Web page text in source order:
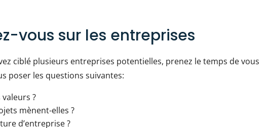
vous sur les entreprises
ciblé plusieurs entreprises potentielles, prenez le temps de vous
poser les questions suivantes:
?
mènent-elles ?
d’entreprise ?